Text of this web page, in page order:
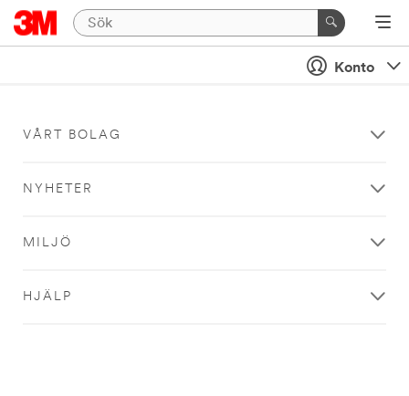
Konto
VÅRT BOLAG
NYHETER
MILJÖ
HJÄLP